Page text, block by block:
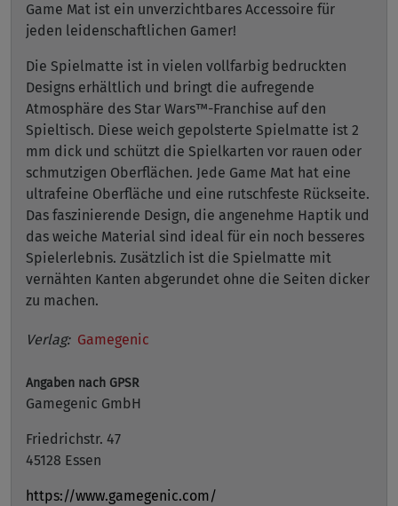
Game Mat ist ein unverzichtbares Accessoire für
jeden leidenschaftlichen Gamer!
Die Spielmatte ist in vielen vollfarbig bedruckten
Designs erhältlich und bringt die aufregende
Atmosphäre des Star Wars™-Franchise auf den
Spieltisch. Diese weich gepolsterte Spielmatte ist 2
mm dick und schützt die Spielkarten vor rauen oder
schmutzigen Oberflächen. Jede Game Mat hat eine
ultrafeine Oberfläche und eine rutschfeste Rückseite.
Das faszinierende Design, die angenehme Haptik und
das weiche Material sind ideal für ein noch besseres
Spielerlebnis. Zusätzlich ist die Spielmatte mit
vernähten Kanten abgerundet ohne die Seiten dicker
zu machen.
Verlag: Gamegenic
Angaben nach GPSR
Gamegenic GmbH
Friedrichstr. 47
45128 Essen
https://www.gamegenic.com/